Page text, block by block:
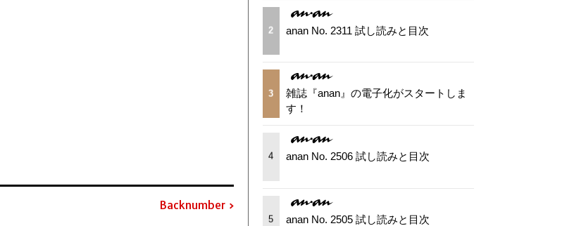
Backnumber
2 anan No. 2311 試し読みと目次
3
雑誌『anan』の電子化がスタートしま
す！
4 anan No. 2506 試し読みと目次
5 anan No. 2505 試し読みと目次